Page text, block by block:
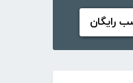
رایگان